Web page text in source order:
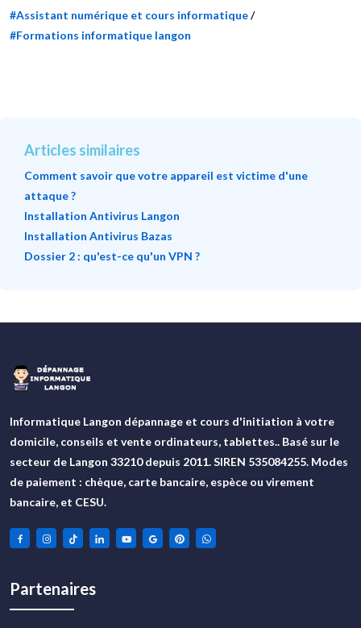
#Assistant numérique et cours informatique/
#Formations informatique langon
Articles similaires
Comment savoir que votre appareil est victime d'une
attaque ?
Installation Antivirus Langon
Installation Antivirus Bazas
Dossier 2 : qu'est-ce qu'un VPN ?
Informatique Langon dépannage et cours d'initiation à votre
domicile, conseils et vente ordinateurs, tablettes.. Basé sur le
secteur de Langon 33210 depuis 2011. SIREN 535084255. Modes
de paiement : chèque, carte bancaire, espèce ou virement
bancaire, et CESU.
Partenaires